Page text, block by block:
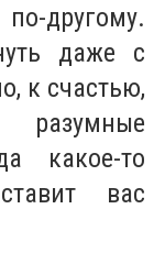
даже с
к счастью,
какое-то
вас